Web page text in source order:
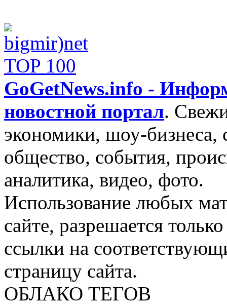
GoGetNews.info -
новостной портал.
экономики, шоу-бизнеса,
общество, события,
аналитика, видео, фото.
Использование любых
сайте, разрешается
ссылки на
страницу сайта.
ОБЛАКО ТЕГОВ